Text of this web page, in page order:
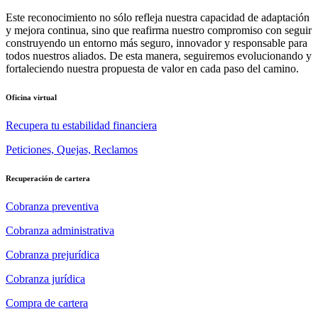
Este reconocimiento no sólo refleja nuestra capacidad de adaptación
y mejora continua, sino que reafirma nuestro compromiso con seguir
construyendo un entorno más seguro, innovador y responsable para
todos nuestros aliados. De esta manera, seguiremos evolucionando y
fortaleciendo nuestra propuesta de valor en cada paso del camino.
Oficina virtual
Recupera tu estabilidad financiera
Peticiones, Quejas, Reclamos
Recuperación de cartera
Cobranza preventiva
Cobranza administrativa
Cobranza prejurídica
Cobranza jurídica
Compra de cartera